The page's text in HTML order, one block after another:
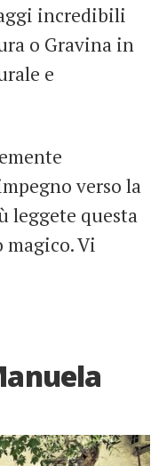
incredibili
o Gravina in
e
verso la
leggete questa
Vi